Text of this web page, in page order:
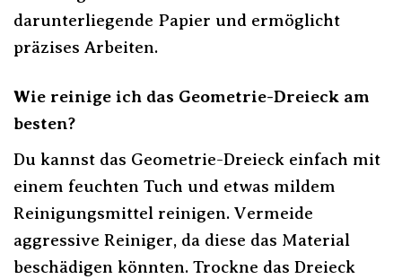
darunterliegende Papier und ermöglicht
präzises Arbeiten.
Wie reinige ich das Geometrie-Dreieck am
besten?
Du kannst das Geometrie-Dreieck einfach mit
einem feuchten Tuch und etwas mildem
Reinigungsmittel reinigen. Vermeide
aggressive Reiniger, da diese das Material
beschädigen könnten. Trockne das Dreieck